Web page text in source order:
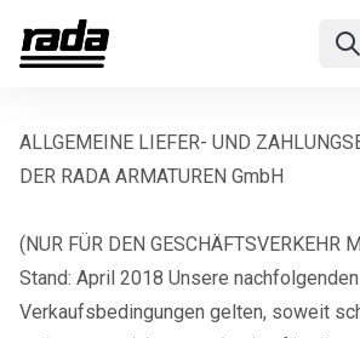
ALLGEMEINE LIEFER- UND
DER RADA ARMATUREN GmbH
(NUR FÜR DEN GESCHÄFTSVERKEHR
Stand: April 2018 Unsere
Verkaufsbedingungen gelten, soweit